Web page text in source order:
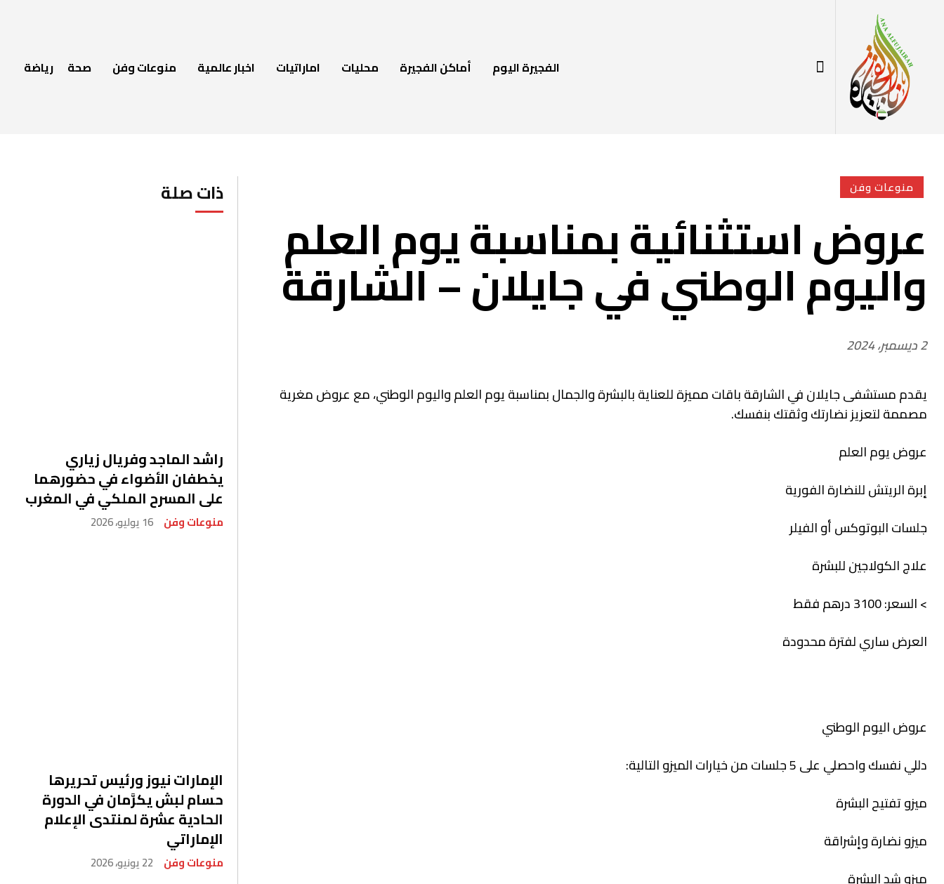
الفجيرة اليوم أماكن الفجيرة محليات اماراتيات اخبار عالمية منوعات وفن صحة رياضة
ذات صلة
راشد الماجد وفريال زياري
يخطفان الأضواء في حضورهما
على المسرح الملكي في المغرب
منوعات وفن 16 يوليو، 2026
الإمارات نيوز ورئيس تحريرها
حسام لبش يكرَّمان في الدورة
الحادية عشرة لمنتدى الإعلام
الإماراتي
منوعات وفن 22 يونيو، 2026
منوعات وفن
عروض استثنائية بمناسبة يوم العلم
واليوم الوطني في جايلان – الشارقة
2 ديسمبر، 2024
يقدم مستشفى جايلان في الشارقة باقات مميزة للعناية بالبشرة والجمال بمناسبة يوم العلم واليوم الوطني، مع عروض مغرية
مصممة لتعزيز نضارتك وثقتك بنفسك.
عروض يوم العلم
إبرة الريتش للنضارة الفورية
جلسات البوتوكس أو الفيلر
علاج الكولاجين للبشرة
> السعر: 3100 درهم فقط
العرض ساري لفترة محدودة
عروض اليوم الوطني
دللي نفسك واحصلي على 5 جلسات من خيارات الميزو التالية:
ميزو تفتيح البشرة
ميزو نضارة وإشراقة
ميزو شد البشرة